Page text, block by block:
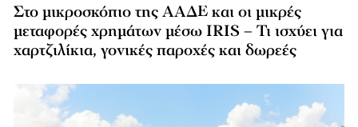
Στο μικροσκόπιο της ΑΑΔΕ και οι μικρές
μεταφορές χρημάτων μέσω IRIS – Τι ισχύει για
χαρτζιλίκια, γονικές παροχές και δωρεές